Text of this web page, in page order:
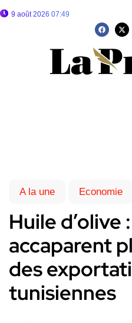
9 août 2026 07:49
A la une Economie
Huile d’olive
accaparent
des
tunisiennes